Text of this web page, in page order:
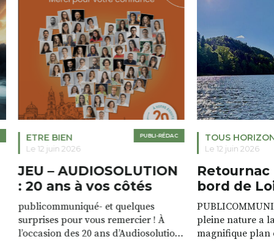
PUBLI-RÉDAC
ETRE BIEN
Le 12 juin 2026
JEU – AUDIOSOLUTION
: 20 ans à vos côtés
publicommuniqué- et quelques
surprises pour vous remercier ! À
l’occasion des 20 ans d’Audiosolution,
TOUS
Le 12 juin 2026
Retournac
bord de
pleine nature a
magnifique plan